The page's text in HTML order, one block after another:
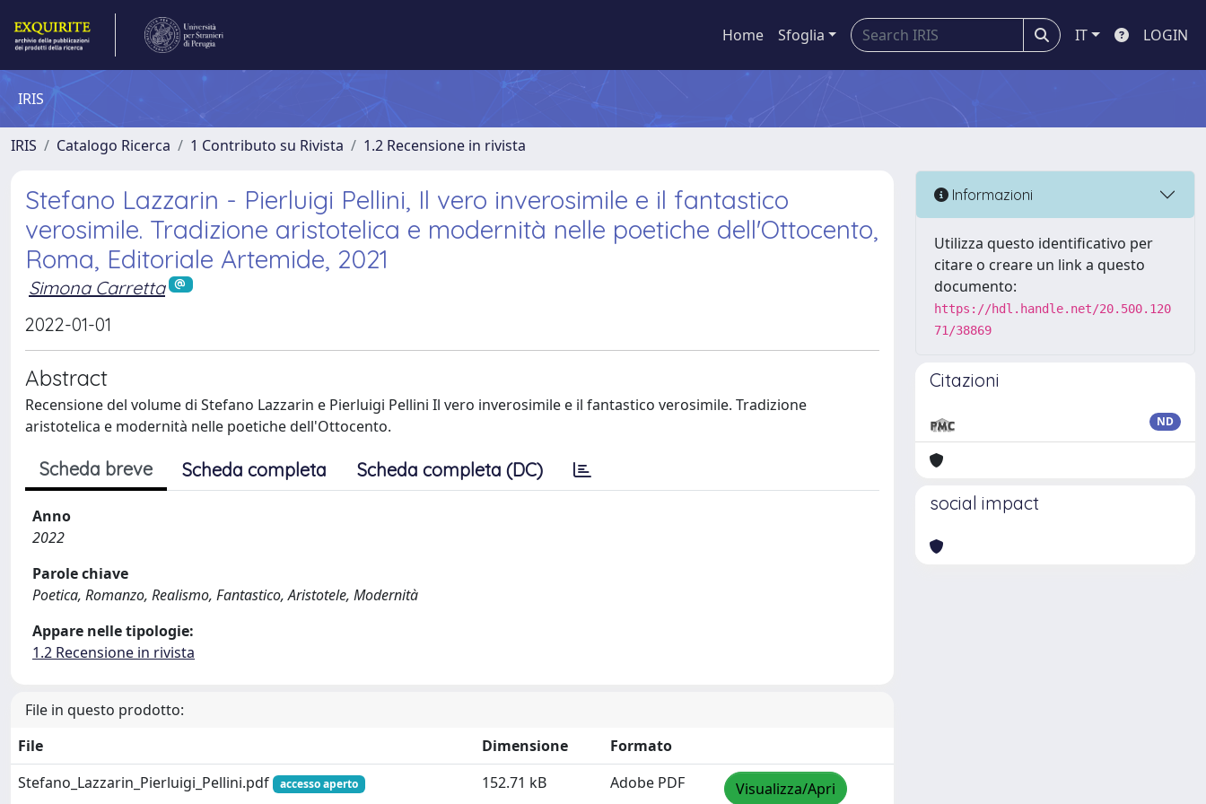
Home Sfoglia IT LOGIN
IRIS
IRIS Catalogo Ricerca 1 Contributo su Rivista 1.2 Recensione in rivista
Stefano Lazzarin - Pierluigi Pellini, Il vero inverosimile e il fantastico
verosimile. Tradizione aristotelica e modernità nelle poetiche dell'Ottocento,
Roma, Editoriale Artemide, 2021
Simona Carretta
2022-01-01
Abstract
Recensione del volume di Stefano Lazzarin e Pierluigi Pellini Il vero inverosimile e il fantastico verosimile. Tradizione
aristotelica e modernità nelle poetiche dell'Ottocento.
Scheda breve Scheda completa Scheda completa (DC)
Anno
2022
Parole chiave
Poetica, Romanzo, Realismo, Fantastico, Aristotele, Modernità
Appare nelle tipologie:
1.2 Recensione in rivista
File in questo prodotto:
File
Dimensione
Formato
Stefano_Lazzarin_Pierluigi_Pellini.pdf
accesso aperto 152.71 kB Adobe PDF Visualizza/Apri
Informazioni
Utilizza questo identificativo per
citare o creare un link a questo
documento:
https://hdl.handle.net/20.500.120
71/38869
Citazioni
ND
social impact